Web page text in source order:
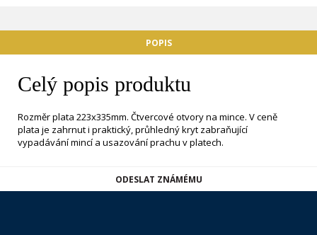
POPIS
Celý popis produktu
Rozměr plata 223x335mm. Čtvercové otvory na mince. V ceně
plata je zahrnut i praktický, průhledný kryt zabraňující
vypadávání mincí a usazování prachu v platech.
ODESLAT ZNÁMÉMU